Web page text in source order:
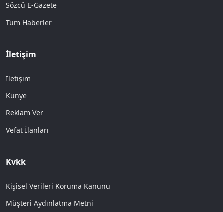
Sözcü E-Gazete
Tüm Haberler
İletişim
İletişim
Künye
Reklam Ver
Vefat İlanları
Kvkk
Kişisel Verileri Koruma Kanunu
Müşteri Aydınlatma Metni